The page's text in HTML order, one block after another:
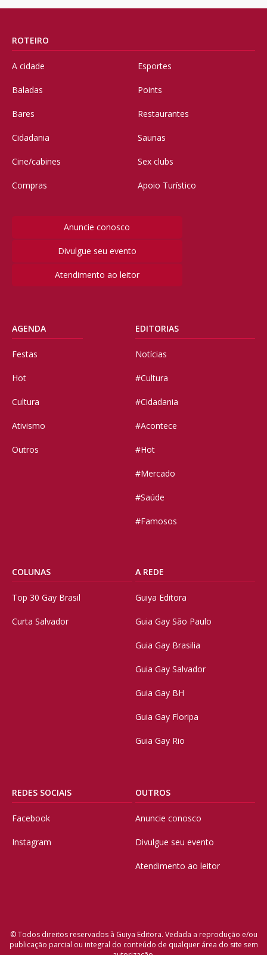
ROTEIRO
A cidade
Baladas
Bares
Cidadania
Cine/cabines
Compras
Esportes
Points
Restaurantes
Saunas
Sex clubs
Apoio Turístico
Anuncie conosco
Divulgue seu evento
Atendimento ao leitor
AGENDA
Festas
Hot
Cultura
Ativismo
Outros
EDITORIAS
Notícias
#Cultura
#Cidadania
#Acontece
#Hot
#Mercado
#Saúde
#Famosos
COLUNAS
Top 30 Gay Brasil
Curta Salvador
A REDE
Guiya Editora
Guia Gay São Paulo
Guia Gay Brasilia
Guia Gay Salvador
Guia Gay BH
Guia Gay Floripa
Guia Gay Rio
REDES SOCIAIS
Facebook
Instagram
OUTROS
Anuncie conosco
Divulgue seu evento
Atendimento ao leitor
© Todos direitos reservados à Guiya Editora. Vedada a reprodução e/ou
publicação parcial ou integral do conteúdo de qualquer área do site sem